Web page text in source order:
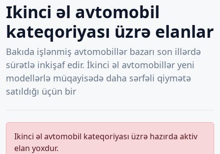
Ikinci əl avtomobil
kateqoriyası üzrə elanlar
Bakıda işlənmiş avtomobillər bazarı son illərdə
sürətlə inkişaf edir. İkinci əl avtomobillər yeni
modellərlə müqayisədə daha sərfəli qiymətə
satıldığı üçün bir
Ikinci əl avtomobil kateqoriyası üzrə hazırda aktiv
elan yoxdur.